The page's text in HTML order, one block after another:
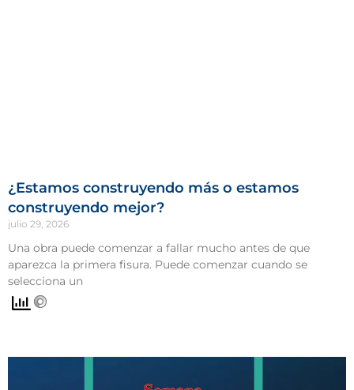
¿Estamos construyendo más o estamos
construyendo mejor?
julio 29, 2026
Una obra puede comenzar a fallar mucho antes de que
aparezca la primera fisura. Puede comenzar cuando se
selecciona un